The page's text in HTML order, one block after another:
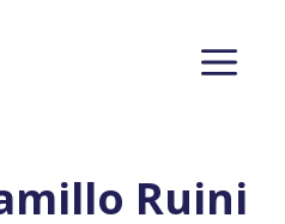
Ruini